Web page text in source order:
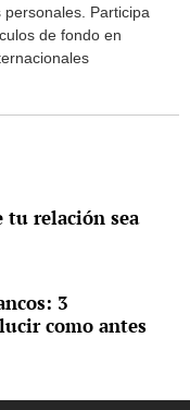
Participa
de fondo en
tu relación sea
3
como antes